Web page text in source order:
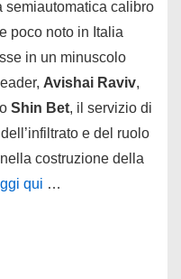
semiautomatica calibro
poco noto in Italia
in un minuscolo
Avishai Raviv,
Shin Bet, il servizio di
e del ruolo
nella costruzione della
qui …